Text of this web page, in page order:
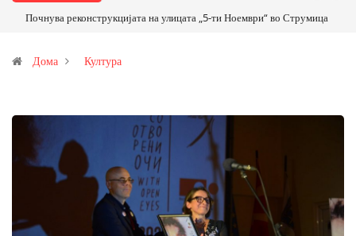
Почнува реконструкцијата на улицата „5-ти Ноември“ во Струмица
Дома Култура